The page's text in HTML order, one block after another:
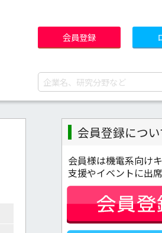
会員登録
会員登録につい
会員様は機電系向け
支援やイベントに出